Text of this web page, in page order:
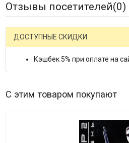
Отзывы посетителей(0)
ДОСТУПНЫЕ СКИДКИ
Кэшбек 5% при оплате на
С этим товаром покупают